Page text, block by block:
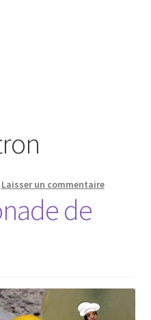
Laisser un commentaire
de